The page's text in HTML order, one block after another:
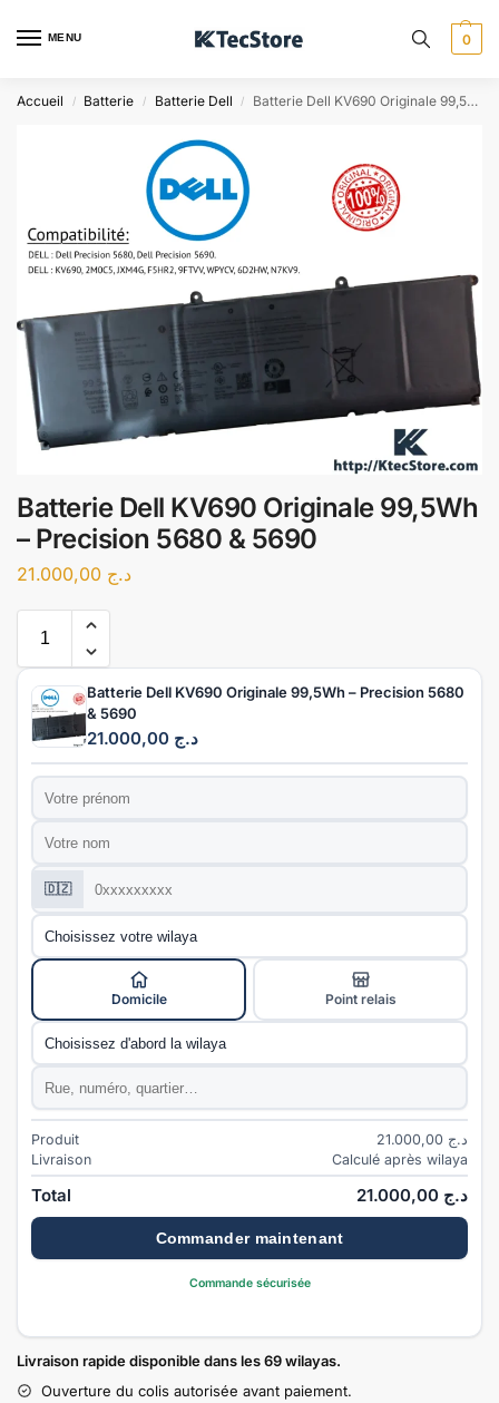
MENU 0
Accueil / Batterie / Batterie Dell / Batterie Dell KV690 Originale 99,5Wh – Precision 5680 & 5690
Batterie Dell KV690 Originale 99,5Wh
– Precision 5680 & 5690
د.ج
Batterie Dell KV690 Originale 99,5Wh – Precision 5680
& 5690
د.ج 21.000,00
Prénom
Nom
Téléphone
🇩🇿
Wilaya
Mode de livraison
Domicile
Point relais
Commune
Adresse
Produit د.ج
Livraison
Calculé après wilaya
Total د.ج
Commander maintenant
Commande sécurisée
Livraison rapide disponible dans les 69 wilayas.
Ouverture du colis autorisée avant paiement.